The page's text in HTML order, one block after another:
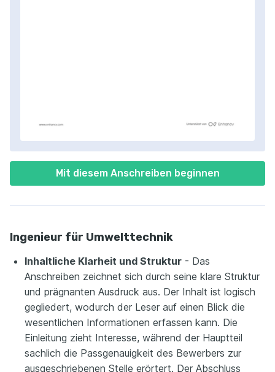
Mit diesem Anschreiben beginnen
Ingenieur für Umwelttechnik
Inhaltliche Klarheit und Struktur - Das
Anschreiben zeichnet sich durch seine klare Struktur
und prägnanten Ausdruck aus. Der Inhalt ist logisch
gegliedert, wodurch der Leser auf einen Blick die
wesentlichen Informationen erfassen kann. Die
Einleitung zieht Interesse, während der Hauptteil
sachlich die Passgenauigkeit des Bewerbers zur
ausgeschriebenen Stelle erörtert. Der Abschluss